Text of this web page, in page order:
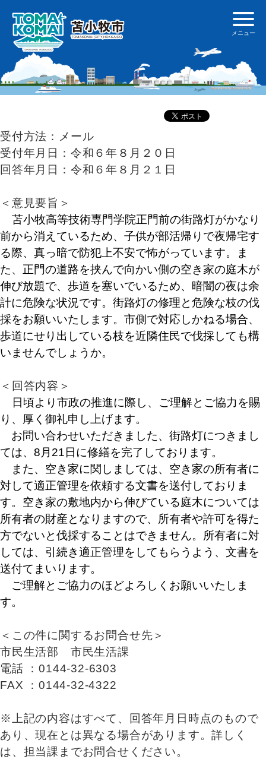
受付方法：メール
受付年月日：令和６年８月２０日
回答年月日：令和６年８月２１日
＜意見要旨＞
苫小牧高等技術専門学院正門前の街路灯がかなり
前から消えているため、子供が部活帰りで夜帰宅す
る際、真っ暗で防犯上不安で怖がっています。ま
た、正門の道路を挟んで向かい側の空き家の庭木が
伸び放題で、歩道を塞いでいるため、暗闇の夜は余
計に危険な状況です。街路灯の修理と危険な枝の伐
採をお願いいたします。市側で対応しかねる場合、
歩道にせり出している枝を近隣住民で伐採しても構
いませんでしょうか。
＜回答内容＞
日頃より市政の推進に際し、ご理解とご協力を賜
り、厚く御礼申し上げます。
お問い合わせいただきました、街路灯につきまし
ては、8月21日に修繕を完了しております。
また、空き家に関しましては、空き家の所有者に
対して適正管理を依頼する文書を送付しておりま
す。空き家の敷地内から伸びている庭木については
所有者の財産となりますので、所有者や許可を得た
方でないと伐採することはできません。所有者に対
しては、引続き適正管理をしてもらうよう、文書を
送付てまいります。
ご理解とご協力のほどよろしくお願いいたしま
す。
＜この件に関するお問合せ先＞
市民生活部 市民生活課
電話 ：0144-32-6303
FAX ：0144-32-4322
※上記の内容はすべて、回答年月日時点のもので
あり、現在とは異なる場合があります。詳しく
は、担当課までお問合せください。